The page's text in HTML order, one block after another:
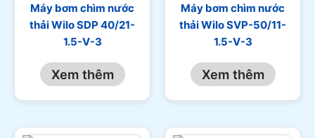
Máy bơm chìm nước
thải Wilo SDP 40/21-
1.5-V-3
Xem thêm
Máy bơm chìm nước
thải Wilo SVP-50/11-
1.5-V-3
Xem thêm